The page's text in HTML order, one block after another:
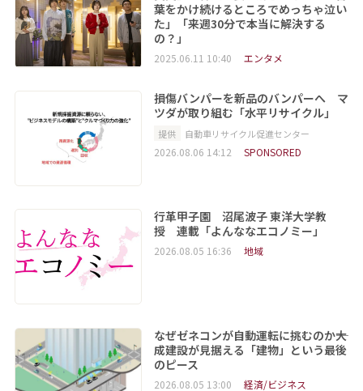
葉をかけ続けるところでめっちゃ泣い
た」「来週30分で本当に解決する
の？」
2025.06.11 10:40 エンタメ
損傷バンパーを新品のバンパーへ マ
ツダが取り組む「水平リサイクル」
提供 自動車リサイクル促進センター
2026.08.06 14:12 SPONSORED
行革甲子園 沼尾波子 東洋大学教
授 連載「よんななエコノミー」
2026.08.05 16:36 地域
なぜゼネコンが自動運転に挑むのか――大
成建設が見据える「建物」という最後
のピース
2026.08.05 13:00 経済/ビジネス